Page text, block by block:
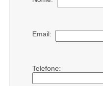
Email:
Telefone: